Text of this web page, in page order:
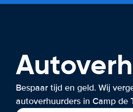
Bespaar tijd en geld. Wij
autoverhuurders in Camp de